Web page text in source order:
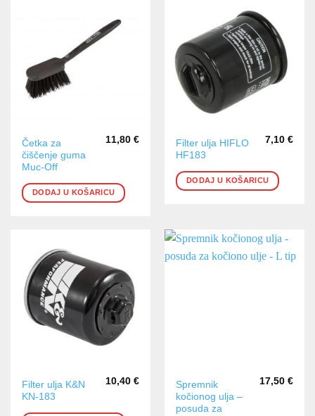
Četka za
čiščenje guma
Muc-Off
11,80 €
DODAJ U KOŠARICU
Filter ulja HIFLO
HF183
7,10 €
DODAJ U KOŠARICU
Filter ulja K&N
KN-183
10,40 €
Spremnik
kočionog ulja –
posuda za
17,50 €